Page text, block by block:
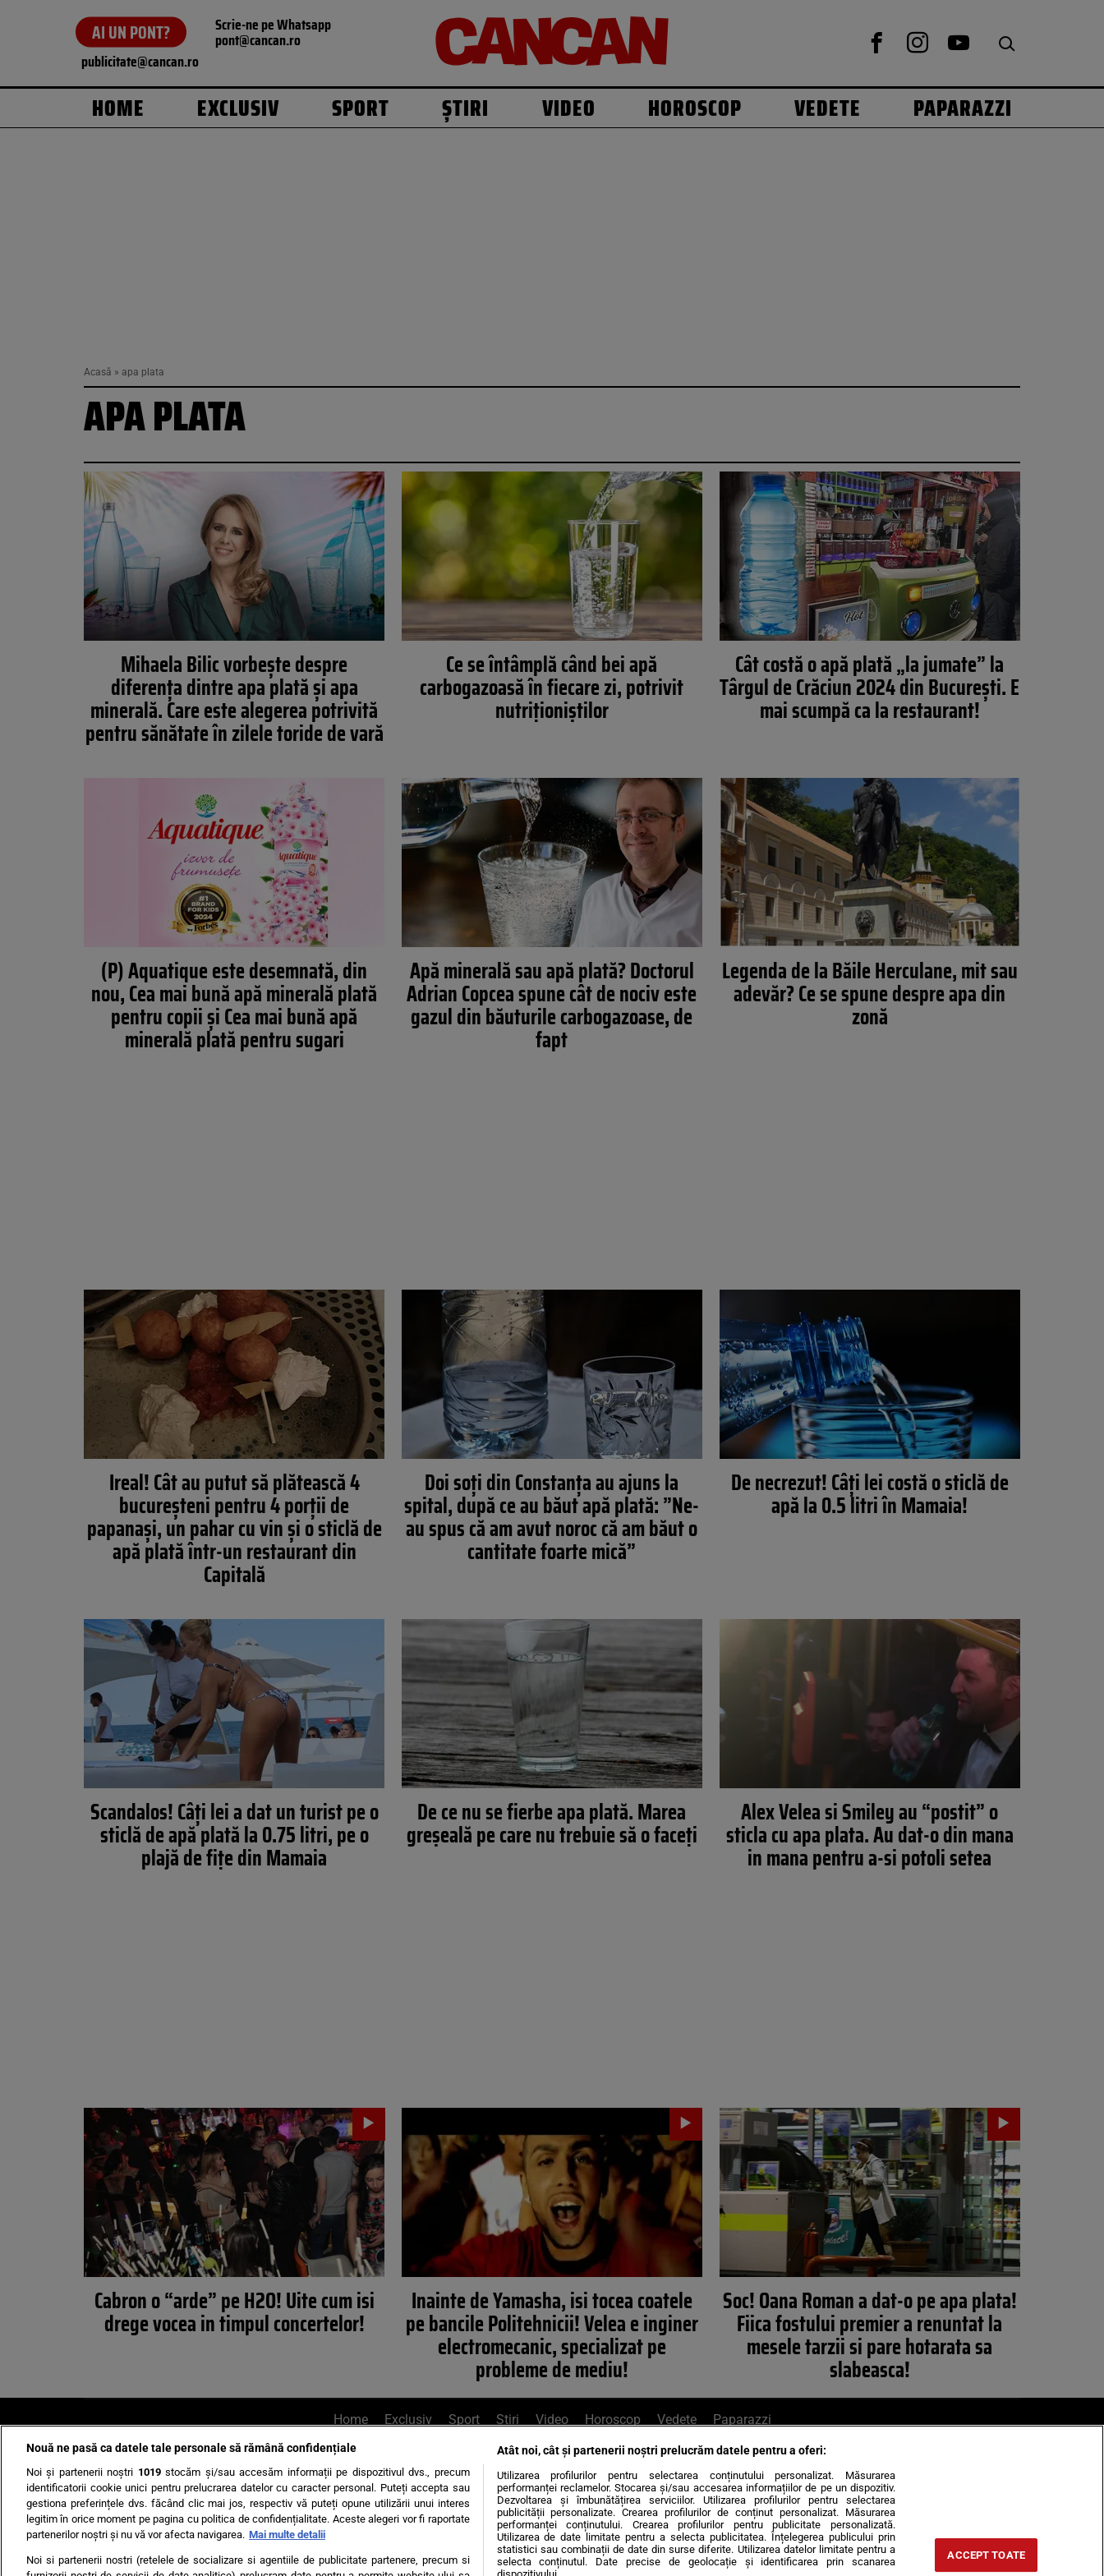
AI UN PONT? Scrie-ne pe Whatsapp
pont@cancan.ro
publicitate@cancan.ro
HOME EXCLUSIV SPORT ȘTIRI VIDEO HOROSCOP VEDETE PAPARAZZI
Acasă » apa plata
APA PLATA
Mihaela Bilic vorbește despre
diferența dintre apa plată și apa
minerală. Care este alegerea potrivită
pentru sănătate în zilele toride de vară
Ce se întâmplă când bei apă
carbogazoasă în fiecare zi, potrivit
nutriționiștilor
Cât costă o apă plată „la jumate” la
Târgul de Crăciun 2024 din București. E
mai scumpă ca la restaurant!
(P) Aquatique este desemnată, din
nou, Cea mai bună apă minerală plată
pentru copii și Cea mai bună apă
minerală plată pentru sugari
Apă minerală sau apă plată? Doctorul
Adrian Copcea spune cât de nociv este
gazul din băuturile carbogazoase, de
fapt
Legenda de la Băile Herculane, mit sau
adevăr? Ce se spune despre apa din
zonă
Ireal! Cât au putut să plătească 4
bucureșteni pentru 4 porții de
papanași, un pahar cu vin și o sticlă de
apă plată într-un restaurant din
Capitală
Doi soți din Constanța au ajuns la
spital, după ce au băut apă plată: ”Ne-
au spus că am avut noroc că am băut o
cantitate foarte mică”
De necrezut! Câți lei costă o sticlă de
apă la 0.5 litri în Mamaia!
Scandalos! Câți lei a dat un turist pe o
sticlă de apă plată la 0.75 litri, pe o
plajă de fițe din Mamaia
De ce nu se fierbe apa plată. Marea
greşeală pe care nu trebuie să o faceţi
Alex Velea si Smiley au “postit” o
sticla cu apa plata. Au dat-o din mana
in mana pentru a-si potoli setea
Cabron o “arde” pe H2O! Uite cum isi
drege vocea in timpul concertelor!
Inainte de Yamasha, isi tocea coatele
pe bancile Politehnicii! Velea e inginer
electromecanic, specializat pe
probleme de mediu!
Soc! Oana Roman a dat-o pe apa plata!
Fiica fostului premier a renuntat la
mesele tarzii si pare hotarata sa
slabeasca!
Home Exclusiv Sport Știri Video Horoscop Vedete Paparazzi
AI UN PONT? Scrie-ne pe Whatsapp, sună la 0741226226 sau trimite mail la pont@cancan.ro
Știri interne Știri externe Politică
Ultimele stiri Diete Insula Iubirii Dictionar de vise LIFE STYLE Horoscop
Nouă ne pasă ca datele tale personale să rămână confidențiale
Noi și partenerii noștri 1019stocăm și/sau accesăm informații pe dispozitivul dvs., precum
identificatorii cookie unici pentru prelucrarea datelor cu caracter personal. Puteți accepta sau
gestiona preferințele dvs. făcând clic mai jos, respectiv vă puteți opune utilizării unui interes
legitim în orice moment pe pagina cu politica de confidențialitate. Aceste alegeri vor fi raportate
partenerilor noștri și nu vă vor afecta navigarea. Mai multe detalii
Noi si partenerii nostri (retelele de socializare si agentiile de publicitate partenere, precum si
Atât noi, cât și partenerii noștri prelucrăm datele pentru a oferi:
Utilizarea profilurilor pentru selectarea conținutului personalizat. Măsurarea
performanței reclamelor. Stocarea și/sau accesarea informațiilor de pe un dispozitiv.
Dezvoltarea și îmbunătățirea serviciilor. Utilizarea profilurilor pentru selectarea
publicității personalizate. Crearea profilurilor de conținut personalizat. Măsurarea
performanței conținutului. Crearea profilurilor pentru publicitate personalizată.
Utilizarea de date limitate pentru a selecta publicitatea. Înțelegerea publicului prin
statistici sau combinații de date din surse diferite. Utilizarea datelor limitate pentru a
selecta conținutul. Date precise de geolocație și identificarea prin scanarea
ACCEPT TOATE